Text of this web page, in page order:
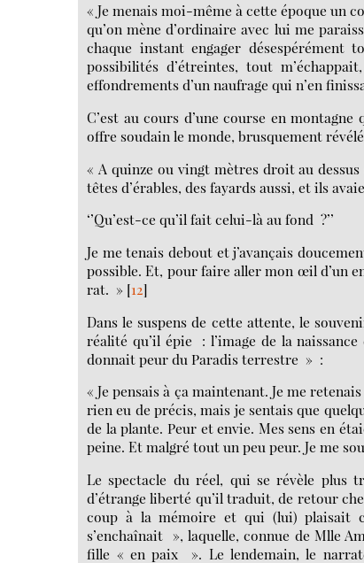
« Je menais moi-même à cette époque un
qu’on mène d’ordinaire avec lui me
chaque instant engager désespérément
possibilités d’étreintes, tout
effondrements d’un naufrage qui n’en
C’est au cours d’une course en
offre soudain le monde, brusquement
« A quinze ou vingt mètres droit au
têtes d’érables, des fayards aussi, et ils
‘’Qu’est-ce qu’il fait celui-là au fond ?’’
Je me tenais debout et j’avançais
possible. Et, pour faire aller mon œil d’un
rat. » [12]
Dans le suspens de cette attente, le
réalité qu’il épie : l’image de la
donnait peur du Paradis terrestre » :
« Je pensais à ça maintenant. Je me
rien eu de précis, mais je sentais que
de la plante. Peur et envie. Mes sens en
peine. Et malgré tout un peu peur. Je me
Le spectacle du réel, qui se révèle plus
d’étrange liberté qu’il traduit, de retour
coup à la mémoire et qui (lui) plaisait
s’enchaînait », laquelle, connue de Mlle
fille « en paix ». Le lendemain, le